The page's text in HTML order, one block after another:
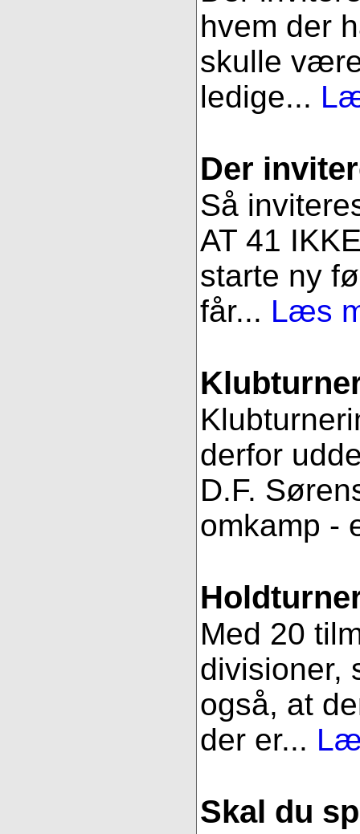
hvem der
skulle
ledige...
Der
Så
AT 41
starte ny
får... Læs
derfor
D.F.
omkamp -
Med 20
divisioner,
også, at
der er...
Skal du